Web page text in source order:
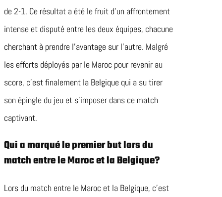
de 2-1. Ce résultat a été le fruit d’un affrontement
intense et disputé entre les deux équipes, chacune
cherchant à prendre l’avantage sur l’autre. Malgré
les efforts déployés par le Maroc pour revenir au
score, c’est finalement la Belgique qui a su tirer
son épingle du jeu et s’imposer dans ce match
captivant.
Qui a marqué le premier but lors du
match entre le Maroc et la Belgique?
Lors du match entre le Maroc et la Belgique, c’est